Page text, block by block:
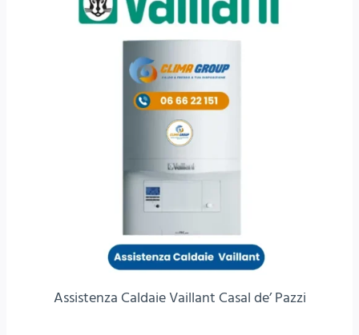
Assistenza Caldaie Vaillant Casal de’ Pazzi